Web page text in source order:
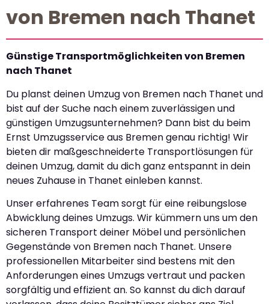
von Bremen nach Thanet
Günstige Transportmöglichkeiten von Bremen
nach Thanet
Du planst deinen Umzug von Bremen nach Thanet und
bist auf der Suche nach einem zuverlässigen und
günstigen Umzugsunternehmen? Dann bist du beim
Ernst Umzugsservice aus Bremen genau richtig! Wir
bieten dir maßgeschneiderte Transportlösungen für
deinen Umzug, damit du dich ganz entspannt in dein
neues Zuhause in Thanet einleben kannst.
Unser erfahrenes Team sorgt für eine reibungslose
Abwicklung deines Umzugs. Wir kümmern uns um den
sicheren Transport deiner Möbel und persönlichen
Gegenstände von Bremen nach Thanet. Unsere
professionellen Mitarbeiter sind bestens mit den
Anforderungen eines Umzugs vertraut und packen
sorgfältig und effizient an. So kannst du dich darauf